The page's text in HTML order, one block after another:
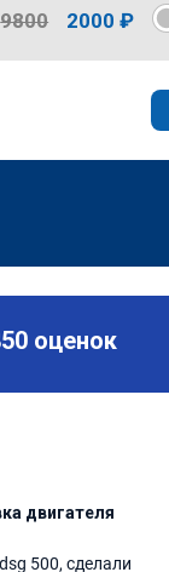
9800 2000 ₽
оценок
двигателя
500, сделали